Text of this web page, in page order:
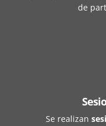
de
Se realizan